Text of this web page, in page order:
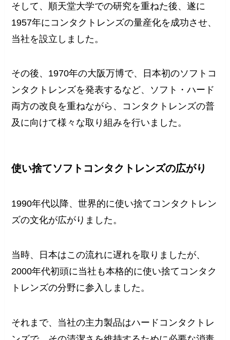
そして、順天堂大学での研究を重ねた後、遂に
1957年にコンタクトレンズの量産化を成功させ、
当社を設立しました。
その後、1970年の大阪万博で、日本初のソフトコ
ンタクトレンズを発表するなど、ソフト・ハード
両方の改良を重ねながら、コンタクトレンズの普
及に向けて様々な取り組みを行いました。
使い捨てソフトコンタクトレンズの広がり
1990年代以降、世界的に使い捨てコンタクトレン
ズの文化が広がりました。
当時、日本はこの流れに遅れを取りましたが、
2000年代初頭に当社も本格的に使い捨てコンタク
トレンズの分野に参入しました。
それまで、当社の主力製品はハードコンタクトレ